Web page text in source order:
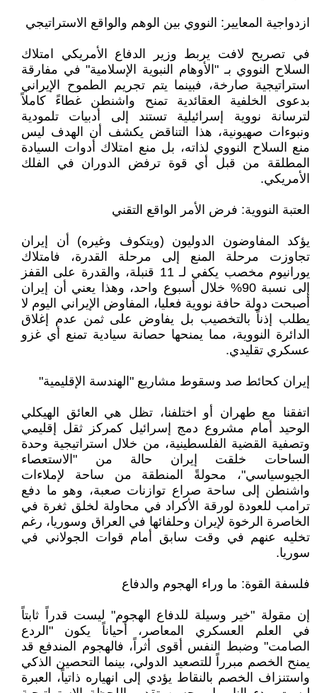
​ازدواجية المعايير: النووي بين الوهم والواقع الاستراتيجي
​في تصريح لافت يربط وزير الدفاع الأمريكي امتلاك
السلاح النووي بـ "الأوهام النبوية الإسلامية" في مفارقة
استراتيجية صارخة، فبينما يتم تجريم الطموح الإيراني
بدعوى الخلفية العقائدية تمنح واشنطن غطاءً كاملاً
لترسانة نووية إسرائيلية تستند إلى أدبيات تلمودية
ونبوءات صهيونية، هذا التناقض يكشف أن الهدف ليس
منع السلاح النووي لذاته، بل منع امتلاك أدوات السيادة
المطلقة من قبل أي قوة ترفض الدوران في الفلك
الأمريكي.
​العتبة النووية: فرض الأمر الواقع التقني
​يؤكد المفاوضون الدوليون (ويتكوف وغيره) أن إيران
تجاوزت مرحلة المنع إلى مرحلة القدرة، فامتلاك
يورانيوم مخصب يكفي لـ 11 قنبلة، والقدرة على القفز
إلى نسبة 90% خلال أسبوع واحد، وهذا يعني أن إيران
أصبحت دولة حافة نووية فعليا، المفاوض الإيراني اليوم لا
يطلب إذناً بالتخصيب بل يفاوض على ثمن عدم إغلاق
الدائرة النووية، مما يمنحها حصانة سيادية تمنع أي غزو
عسكري تقليدي.
​إيران كحائط صد وسقوط مشاريع "الهندسة الإقليمية"
​اتفقنا مع طهران أو اختلفنا، تظل هي العائق الهيكلي
الوحيد أمام مشروع دمج إسرائيل كمركز ثقل إقليمي
وتصفية القضية الفلسطينية، من خلال استراتيجية وحدة
الساحات خلقت إيران حالة من "الاستعصاء
الجيوسياسي"، محولةً المنطقة من ساحة لإملاءات
واشنطن إلى ساحة صراع توازنات صعبة، وهو ما دفع
ترامب للعودة لورقة الأكراد في محاولة لخلق ثغرة في
الخاصرة الرخوة لإيران وحلفائها في العراق وسوريا، رغم
تخليه عنهم في وقت سابق أمام قوات الجولاني في
سوريا.
​فلسفة القوة: ما وراء الهجوم والدفاع
​إن مقولة "خير وسيلة للدفاع الهجوم" ليست قدراً ثابتاً
في العلم العسكري المعاصر، أحياناً يكون "الردع
الصامت" وضبط النفس أقوى أثراً، فالهجوم المندفع قد
يمنح الخصم مبرراً للتصعيد الدولي، بينما التحصين الذكي
واستنزاف الخصم بالنقاط يؤدي إلى انهياره ذاتياً، العبرة